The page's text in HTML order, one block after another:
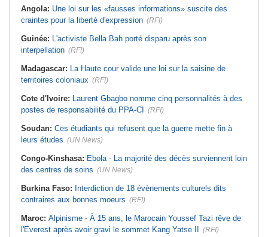
Angola: Une loi sur les «fausses informations» suscite des
craintes pour la liberté d'expression (RFI)
Guinée: L'activiste Bella Bah porté disparu après son
interpellation (RFI)
Madagascar: La Haute cour valide une loi sur la saisine de
territoires coloniaux (RFI)
Cote d'Ivoire: Laurent Gbagbo nomme cinq personnalités à des
postes de responsabilité du PPA-CI
(RFI)
Soudan: Ces étudiants qui refusent que la guerre mette fin à
leurs études (UN News)
Congo-Kinshasa: Ebola - La majorité des décès surviennent loin
des centres de soins (UN News)
Burkina Faso: Interdiction de 18 évènements culturels dits
contraires aux bonnes moeurs (RFI)
Maroc: Alpinisme - À 15 ans, le Marocain Youssef Tazi rêve de
l'Everest après avoir gravi le sommet Kang Yatse II
(RFI)